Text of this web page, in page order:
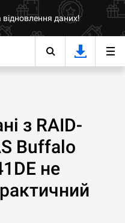
даних!
з RAID-
Buffalo
не